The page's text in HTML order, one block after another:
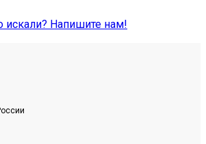
искали? Напишите нам!